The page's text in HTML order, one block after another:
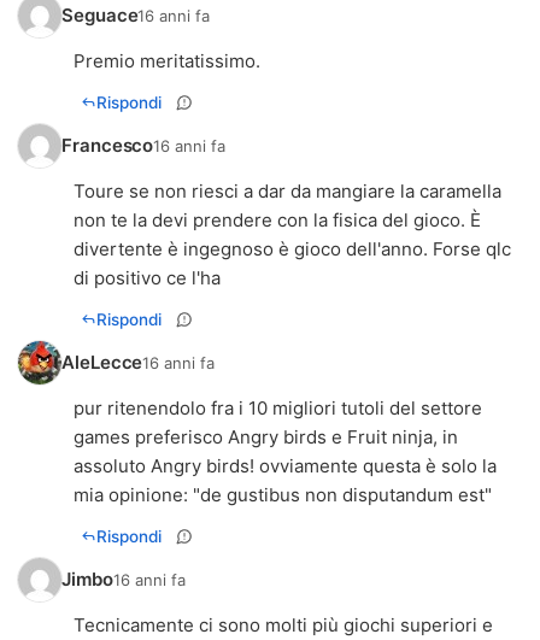
Seguace16 anni fa
Premio meritatissimo.
Rispondi
Francesco16 anni fa
Toure se non riesci a dar da mangiare la caramella
non te la devi prendere con la fisica del gioco. È
divertente è ingegnoso è gioco dell'anno. Forse qlc
di positivo ce l'ha
Rispondi
AleLecce16 anni fa
pur ritenendolo fra i 10 migliori tutoli del settore
games preferisco Angry birds e Fruit ninja, in
assoluto Angry birds! ovviamente questa è solo la
mia opinione: "de gustibus non disputandum est"
Rispondi
Jimbo16 anni fa
Tecnicamente ci sono molti più giochi superiori e